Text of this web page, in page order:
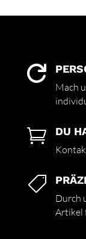

Mach
 DU

Durch
Artikel